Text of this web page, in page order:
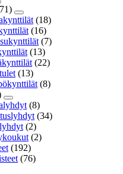
(18)
(16)
(7)
(13)
(22)
(13)
(8)
(8)
(34)
(2)
(2)
(192)
(76)